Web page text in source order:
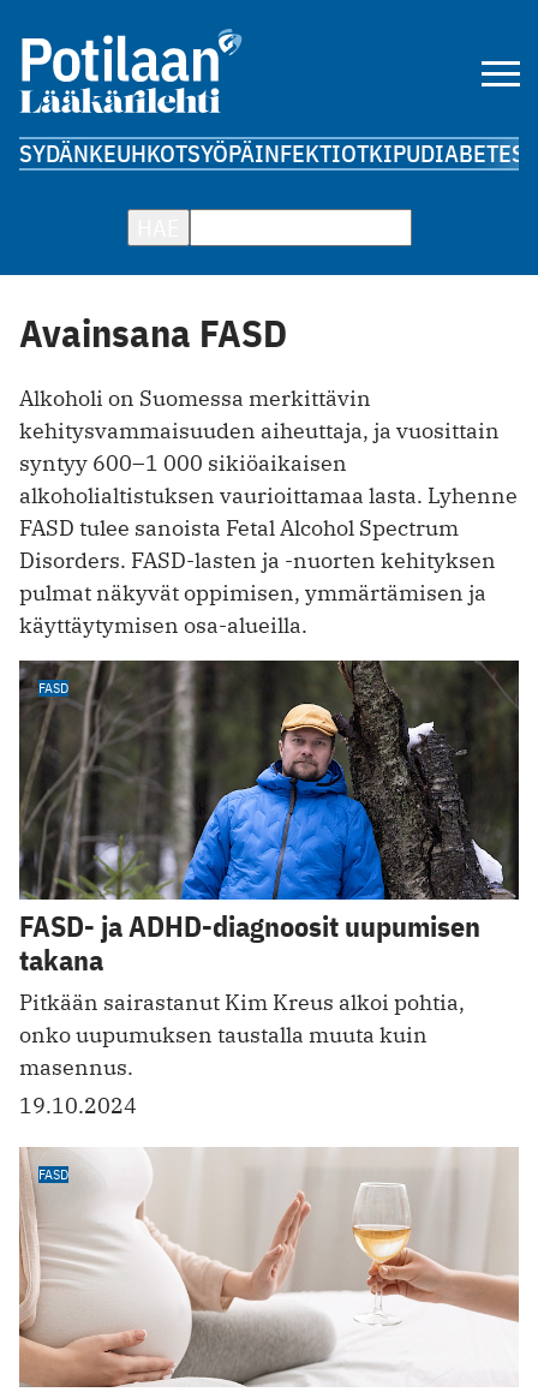
SYDÄNKEUHKOTSYÖPÄINFEKTIOTKIPUDIABETES
Avainsana FASD
Alkoholi on Suomessa merkittävin
kehitysvammaisuuden aiheuttaja, ja vuosittain
syntyy 600–1 000 sikiöaikaisen
alkoholialtistuksen vaurioittamaa lasta. Lyhenne
FASD tulee sanoista Fetal Alcohol Spectrum
Disorders. FASD-lasten ja -nuorten kehityksen
pulmat näkyvät oppimisen, ymmärtämisen ja
käyttäytymisen osa-alueilla.
FASD
FASD- ja ADHD-diagnoosit uupumis en
takana
Pitkään sairastanut Kim Kreus alkoi pohtia,
onko uupumuksen taustalla muuta kuin
masennus.
19.10.2024
FASD